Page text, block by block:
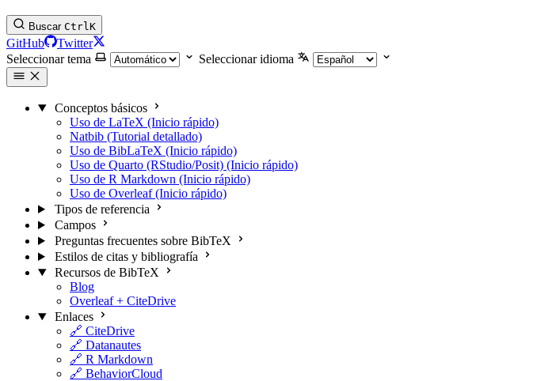
Buscar CtrlK
GitHub
Twitter
Seleccionar tema
Seleccionar idioma
Conceptos básicos
Uso de LaTeX (Inicio rápido)
Natbib (Tutorial detallado)
Uso de BibLaTeX (Inicio rápido)
Uso de Quarto (RStudio/Posit) (Inicio rápido)
Uso de R Markdown (Inicio rápido)
Uso de Overleaf (Inicio rápido)
Tipos de referencia
Campos
Preguntas frecuentes sobre BibTeX
Estilos de citas y bibliografía
Recursos de BibTeX
Blog
Overleaf + CiteDrive
Enlaces
🔗 CiteDrive
🔗 Datanautes
🔗 R Markdown
🔗 BehaviorCloud